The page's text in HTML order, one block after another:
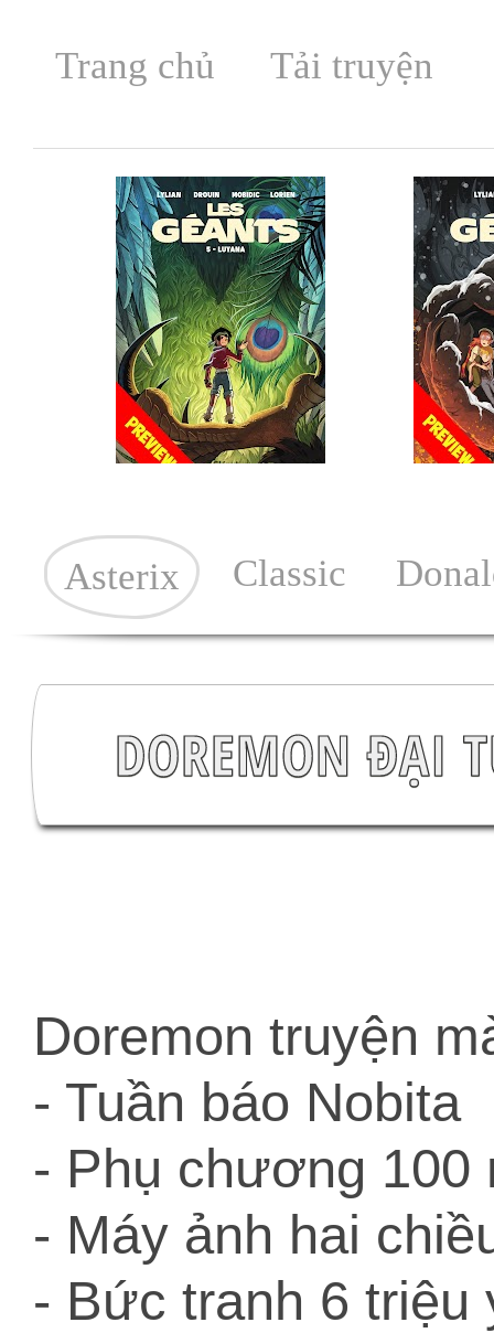
Trang chủ Tải truyện
Asterix Classic
DOREMON ĐẠI
Doremon truyện
- Tuần báo Nobita
- Phụ chương 100
- Máy ảnh hai
- Bức tranh 6 triệu